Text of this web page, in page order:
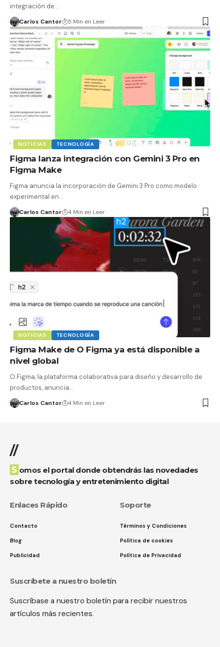
integración de…
Carlos Cantor 5 Min en Leer
NOTICIAS TECNOLOGÍA
Figma lanza integración con Gemini 3 Pro en
Figma Make
Figma anuncia la incorporación de Gemini 3 Pro como modelo
experimental en…
Carlos Cantor 4 Min en Leer
NOTICIAS TECNOLOGÍA
Figma Make de O Figma ya está disponible a
nivel global
O Figma, la plataforma colaborativa para diseño y desarrollo de
productos, anuncia…
Carlos Cantor 4 Min en Leer
//
Somos el portal donde obtendrás las novedades
sobre tecnología y entretenimiento digital
Enlaces Rápido
Contacto
Blog
Publicidad
Soporte
Términos y Condiciones
Política de cookies
Política de Privacidad
Suscríbete a nuestro boletín
Suscríbase a nuestro boletín para recibir nuestros
artículos más recientes.